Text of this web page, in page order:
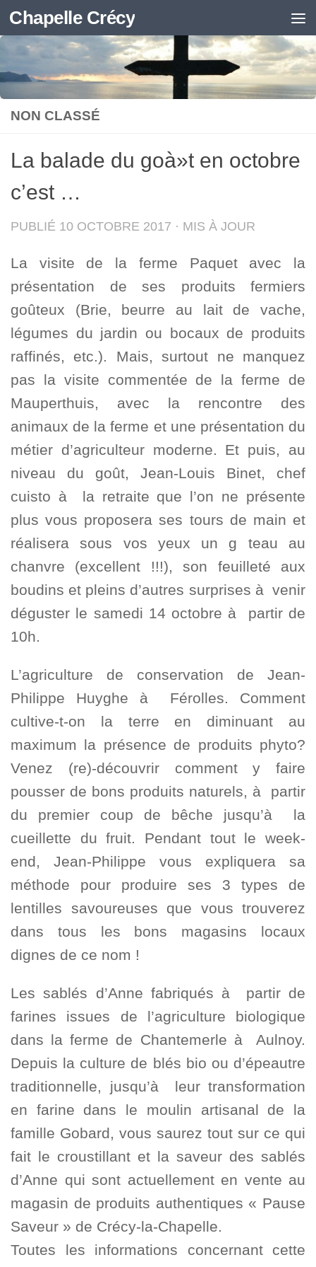
Skip to content
Chapelle Crécy
NON CLASSÉ
La balade du goà»t en octobre
c’est …
PUBLIÉ 10 OCTOBRE 2017 · MIS À JOUR
La visite de la ferme Paquet avec la
présentation de ses produits fermiers
goûteux (Brie, beurre au lait de vache,
légumes du jardin ou bocaux de produits
raffinés, etc.). Mais, surtout ne manquez
pas la visite commentée de la ferme de
Mauperthuis, avec la rencontre des
animaux de la ferme et une présentation du
métier d’agriculteur moderne. Et puis, au
niveau du goût, Jean-Louis Binet, chef
cuisto à la retraite que l’on ne présente
plus vous proposera ses tours de main et
réalisera sous vos yeux un g teau au
chanvre (excellent !!!), son feuilleté aux
boudins et pleins d’autres surprises à venir
déguster le samedi 14 octobre à partir de
10h.
L’agriculture de conservation de Jean-
Philippe Huyghe à Férolles. Comment
cultive-t-on la terre en diminuant au
maximum la présence de produits phyto?
Venez (re)-découvrir comment y faire
pousser de bons produits naturels, à partir
du premier coup de bêche jusqu’à la
cueillette du fruit. Pendant tout le week-
end, Jean-Philippe vous expliquera sa
méthode pour produire ses 3 types de
lentilles savoureuses que vous trouverez
dans tous les bons magasins locaux
dignes de ce nom !
Les sablés d’Anne fabriqués à partir de
farines issues de l’agriculture biologique
dans la ferme de Chantemerle à Aulnoy.
Depuis la culture de blés bio ou d’épeautre
traditionnelle, jusqu’à leur transformation
en farine dans le moulin artisanal de la
famille Gobard, vous saurez tout sur ce qui
fait le croustillant et la saveur des sablés
d’Anne qui sont actuellement en vente au
magasin de produits authentiques « Pause
Saveur » de Crécy-la-Chapelle.
Toutes les informations concernant cette